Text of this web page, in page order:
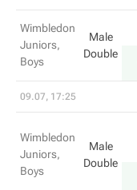
Wimbledon
Juniors,
Boys
Male
Double
09.07, 17:25
Wimbledon
Juniors,
Boys
Male
Double